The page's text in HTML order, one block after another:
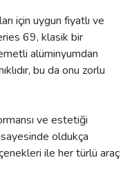
için uygun fiyatlı ve
69, klasik bir
alüminyumdan
bu da onu zorlu
ve estetiği
oldukça
ile her türlü araç